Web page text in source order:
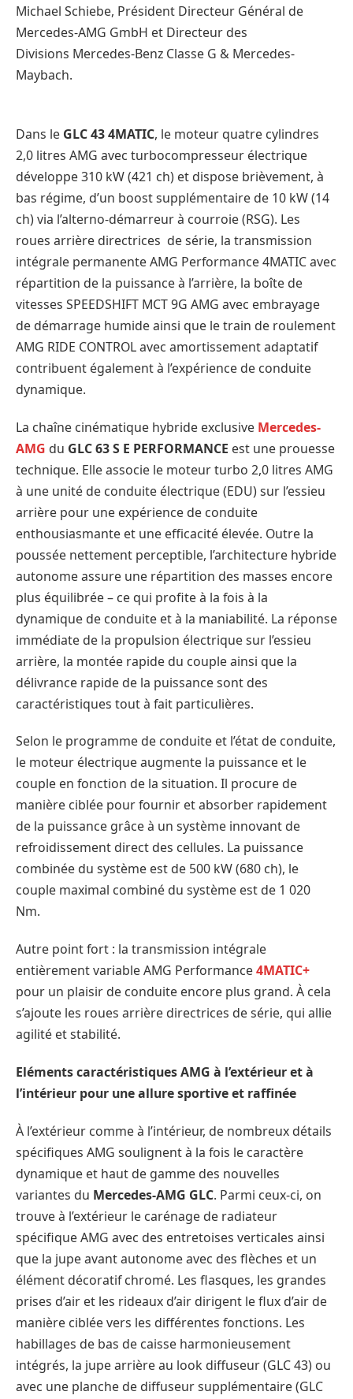
Michael Schiebe, Président Directeur Général de
Mercedes-AMG GmbH et Directeur des
Divisions Mercedes-Benz Classe G & Mercedes-
Maybach.
Dans le GLC 43 4MATIC, le moteur quatre cylindres
2,0 litres AMG avec turbocompresseur électrique
développe 310 kW (421 ch) et dispose brièvement, à
bas régime, d’un boost supplémentaire de 10 kW (14
ch) via l’alterno-démarreur à courroie (RSG). Les
roues arrière directrices de série, la transmission
intégrale permanente AMG Performance 4MATIC avec
répartition de la puissance à l’arrière, la boîte de
vitesses SPEEDSHIFT MCT 9G AMG avec embrayage
de démarrage humide ainsi que le train de roulement
AMG RIDE CONTROL avec amortissement adaptatif
contribuent également à l’expérience de conduite
dynamique.
La chaîne cinématique hybride exclusive Mercedes-
AMG du GLC 63 S E PERFORMANCE est une prouesse
technique. Elle associe le moteur turbo 2,0 litres AMG
à une unité de conduite électrique (EDU) sur l’essieu
arrière pour une expérience de conduite
enthousiasmante et une efficacité élevée. Outre la
poussée nettement perceptible, l’architecture hybride
autonome assure une répartition des masses encore
plus équilibrée – ce qui profite à la fois à la
dynamique de conduite et à la maniabilité. La réponse
immédiate de la propulsion électrique sur l’essieu
arrière, la montée rapide du couple ainsi que la
délivrance rapide de la puissance sont des
caractéristiques tout à fait particulières.
Selon le programme de conduite et l’état de conduite,
le moteur électrique augmente la puissance et le
couple en fonction de la situation. Il procure de
manière ciblée pour fournir et absorber rapidement
de la puissance grâce à un système innovant de
refroidissement direct des cellules. La puissance
combinée du système est de 500 kW (680 ch), le
couple maximal combiné du système est de 1 020
Nm.
Autre point fort : la transmission intégrale
entièrement variable AMG Performance4MATIC+
pour un plaisir de conduite encore plus grand. À cela
s’ajoute les roues arrière directrices de série, qui allie
agilité et stabilité.
Eléments caractéristiques AMG à l’extérieur et à
l’intérieur pour une allure sportive et raffinée
À l’extérieur comme à l’intérieur, de nombreux détails
spécifiques AMG soulignent à la fois le caractère
dynamique et haut de gamme des nouvelles
variantes du Mercedes-AMG GLC. Parmi ceux-ci, on
trouve à l’extérieur le carénage de radiateur
spécifique AMG avec des entretoises verticales ainsi
que la jupe avant autonome avec des flèches et un
élément décoratif chromé. Les flasques, les grandes
prises d’air et les rideaux d’air dirigent le flux d’air de
manière ciblée vers les différentes fonctions. Les
habillages de bas de caisse harmonieusement
intégrés, la jupe arrière au look diffuseur (GLC 43) ou
avec une planche de diffuseur supplémentaire (GLC